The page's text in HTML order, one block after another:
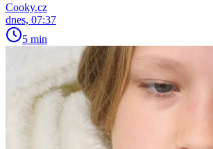
Cooky.cz
dnes, 07:37
5 min